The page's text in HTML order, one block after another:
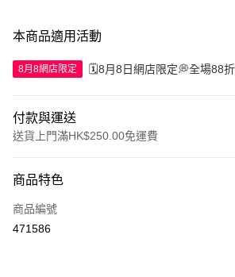
本商品適用活動
8月8網店限定 🗓️8月8日網店限定💭全場88
付款與運送
送貨上門滿HK$250.00免運費
信用卡
Apple Pay
商品特色
商品編號
471586